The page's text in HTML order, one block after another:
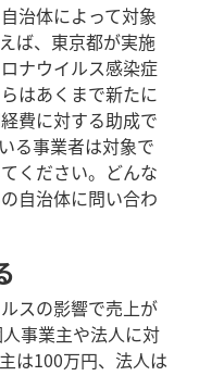
治体によって対象
ば、東京都が実施
ナウイルス感染症
はあくまで新たに
費に対する助成で
る事業者は対象で
ください。 どんな
自治体に問い合わ
スの影響で売上が
事業主や法人に対
は100万円、法人は